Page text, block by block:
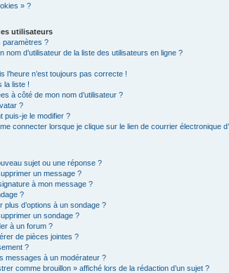
» ?
utilisateurs
paramètres ?
nom d’utilisateur de la liste des utilisateurs en ligne ?
l’heure n’est toujours pas correcte !
la liste !
à côté de mon nom d’utilisateur ?
?
puis-je le modifier ?
connecter lorsque je clique sur le lien de courrier électronique
sujet ou une réponse ?
un message ?
à mon message ?
?
plus d’options à un sondage ?
un sondage ?
à un forum ?
de pièces jointes ?
?
messages à un modérateur ?
comme brouillon » affiché lors de la rédaction d’un sujet ?